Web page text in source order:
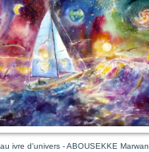
ivre d'univers - ABOUSEKKE Marwan